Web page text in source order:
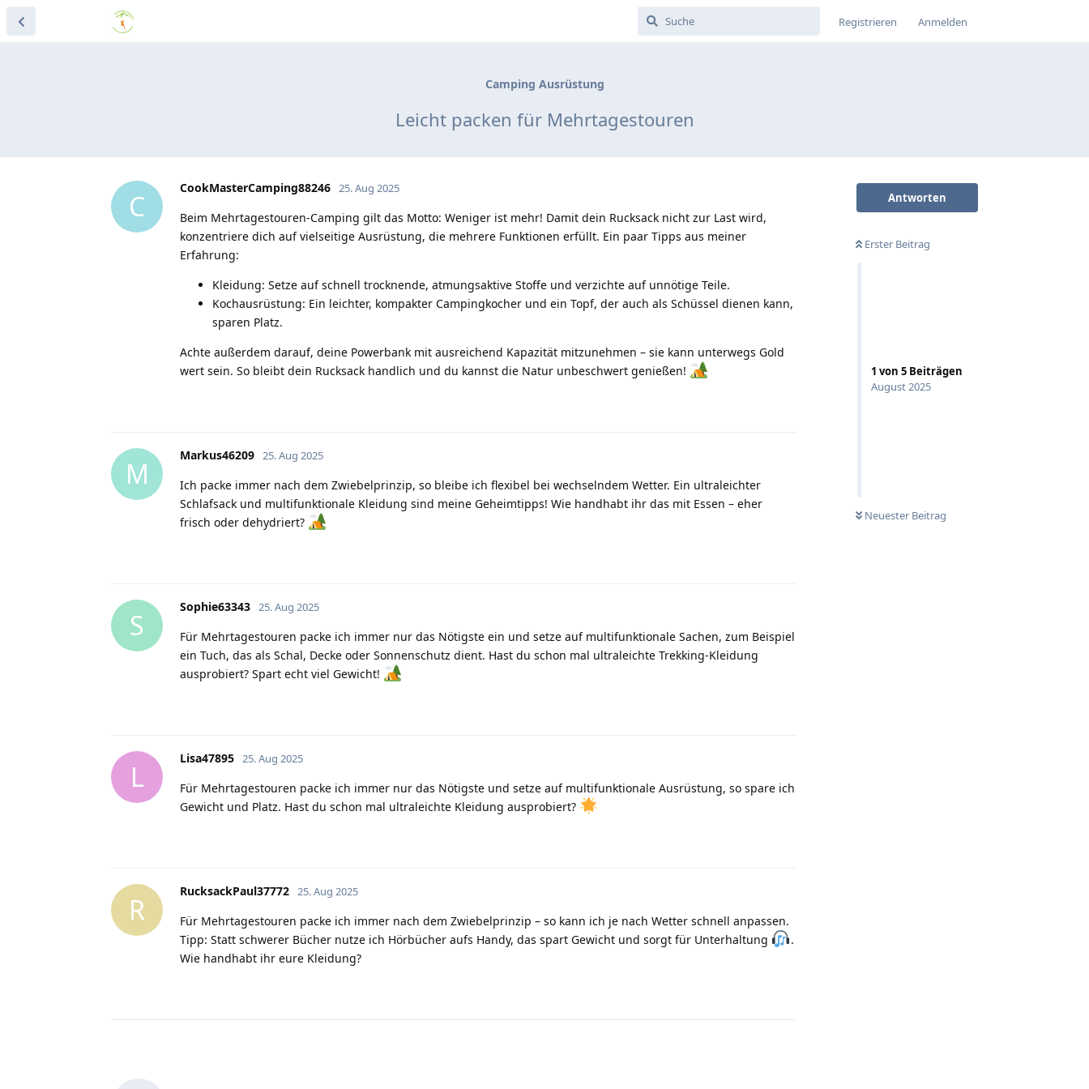
Registrieren Anmelden
Camping Ausrüstung
Leicht packen für Mehrtagestouren
Antworten
Erster Beitrag
1 von 5 Beiträgen
August 2025
Neuester Beitrag
C
CookMasterCamping88246 25. Aug 2025
Beim Mehrtagestouren-Camping gilt das Motto: Weniger ist mehr! Damit dein Rucksack nicht zur Last wird,
konzentriere dich auf vielseitige Ausrüstung, die mehrere Funktionen erfüllt. Ein paar Tipps aus meiner
Erfahrung:
Kleidung: Setze auf schnell trocknende, atmungsaktive Stoffe und verzichte auf unnötige Teile.
Kochausrüstung: Ein leichter, kompakter Campingkocher und ein Topf, der auch als Schüssel dienen kann,
sparen Platz.
Achte außerdem darauf, deine Powerbank mit ausreichend Kapazität mitzunehmen – sie kann unterwegs Gold
wert sein. So bleibt dein Rucksack handlich und du kannst die Natur unbeschwert genießen!
M
Markus46209 25. Aug 2025
Ich packe immer nach dem Zwiebelprinzip, so bleibe ich flexibel bei wechselndem Wetter. Ein ultraleichter
Schlafsack und multifunktionale Kleidung sind meine Geheimtipps! Wie handhabt ihr das mit Essen – eher
frisch oder dehydriert?
S
Sophie63343 25. Aug 2025
Für Mehrtagestouren packe ich immer nur das Nötigste ein und setze auf multifunktionale Sachen, zum Beispiel
ein Tuch, das als Schal, Decke oder Sonnenschutz dient. Hast du schon mal ultraleichte Trekking-Kleidung
ausprobiert? Spart echt viel Gewicht!
L
Lisa47895 25. Aug 2025
Für Mehrtagestouren packe ich immer nur das Nötigste und setze auf multifunktionale Ausrüstung, so spare ich
Gewicht und Platz. Hast du schon mal ultraleichte Kleidung ausprobiert?
R
RucksackPaul37772 25. Aug 2025
Für Mehrtagestouren packe ich immer nach dem Zwiebelprinzip – so kann ich je nach Wetter schnell anpassen.
Tipp: Statt schwerer Bücher nutze ich Hörbücher aufs Handy, das spart Gewicht und sorgt für Unterhaltung
.
Wie handhabt ihr eure Kleidung?